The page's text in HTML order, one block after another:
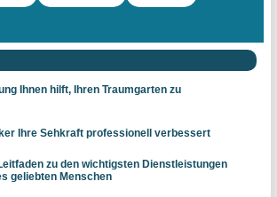
Ihnen hilft, Ihren Traumgarten zu
Ihre Sehkraft professionell verbessert
zu den wichtigsten Dienstleistungen
geliebten Menschen